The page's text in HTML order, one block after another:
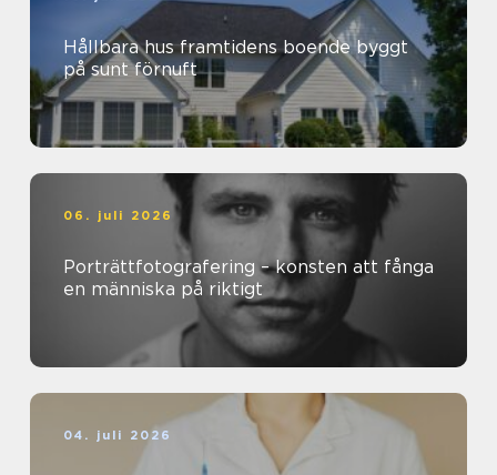
Hållbara hus framtidens boende byggt
på sunt förnuft
06. juli 2026
Porträttfotografering – konsten att fånga
en människa på riktigt
04. juli 2026